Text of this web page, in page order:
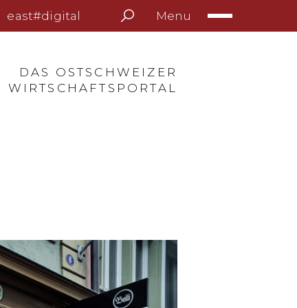
east#digital Menu
DAS OSTSCHWEIZER
WIRTSCHAFTSPORTAL